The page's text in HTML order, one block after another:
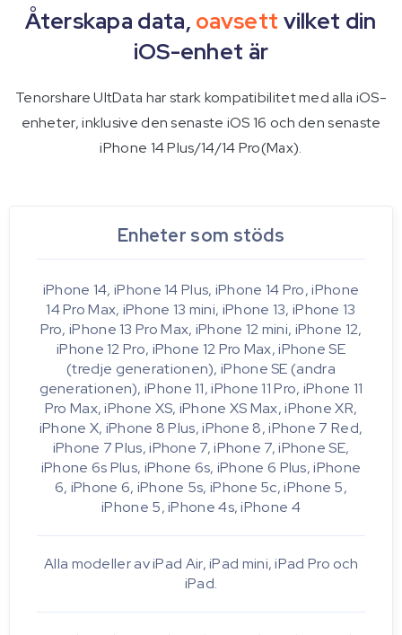
Återskapa data, oavsett vilket din
iOS-enhet är
Tenorshare UltData har stark kompatibilitet med alla iOS-
enheter, inklusive den senaste iOS 16 och den senaste
iPhone 14 Plus/14/14 Pro(Max).
Enheter som stöds
iPhone 14, iPhone 14 Plus, iPhone 14 Pro, iPhone
14 Pro Max, iPhone 13 mini, iPhone 13, iPhone 13
Pro, iPhone 13 Pro Max, iPhone 12 mini, iPhone 12,
iPhone 12 Pro, iPhone 12 Pro Max, iPhone SE
(tredje generationen), iPhone SE (andra
generationen), iPhone 11, iPhone 11 Pro, iPhone 11
Pro Max, iPhone XS, iPhone XS Max, iPhone XR,
iPhone X, iPhone 8 Plus, iPhone 8, iPhone 7 Red,
iPhone 7 Plus, iPhone 7, iPhone 7, iPhone SE,
iPhone 6s Plus, iPhone 6s, iPhone 6 Plus, iPhone
6, iPhone 6, iPhone 5s, iPhone 5c, iPhone 5,
iPhone 5, iPhone 4s, iPhone 4
Alla modeller av iPad Air, iPad mini, iPad Pro och
iPad.